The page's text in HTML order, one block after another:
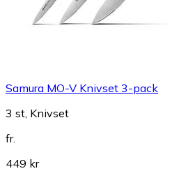
Samura MO-V Knivset 3-pack
3 st, Knivset
fr.
449 kr